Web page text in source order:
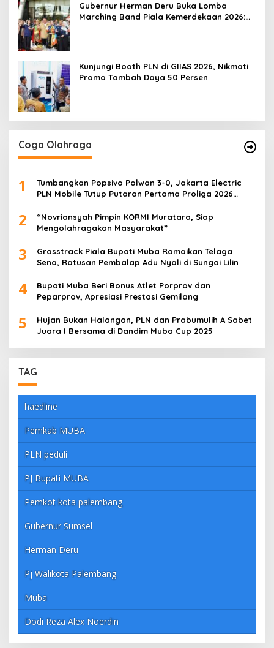
Gubernur Herman Deru Buka Lomba
Marching Band Piala Kemerdekaan 2026:
Kunjungi Booth PLN di GIIAS 2026, Nikmati
Promo Tambah Daya 50 Persen
Coga Olahraga
1
Tumbangkan Popsivo Polwan 3-0, Jakarta Electric
PLN Mobile Tutup Putaran Pertama Proliga 2026
2
“Novriansyah Pimpin KORMI Muratara, Siap
Mengolahragakan Masyarakat”
3
Grasstrack Piala Bupati Muba Ramaikan Telaga
Sena, Ratusan Pembalap Adu Nyali di Sungai Lilin
4
Bupati Muba Beri Bonus Atlet Porprov dan
Peparprov, Apresiasi Prestasi Gemilang
5
Hujan Bukan Halangan, PLN dan Prabumulih A Sabet
Juara I Bersama di Dandim Muba Cup 2025
TAG
haedline
Pemkab MUBA
PLN peduli
PJ Bupati MUBA
Pemkot kota palembang
Gubernur Sumsel
Herman Deru
Pj Walikota Palembang
Muba
Dodi Reza Alex Noerdin